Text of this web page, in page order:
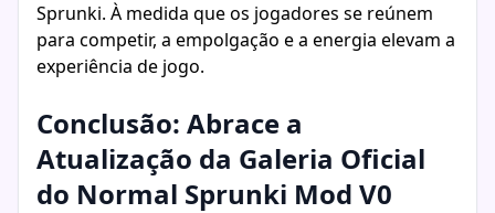
Sprunki. À medida que os jogadores se reúnem
para competir, a empolgação e a energia elevam a
experiência de jogo.
Conclusão: Abrace a
Atualização da Galeria Oficial
do Normal Sprunki Mod V0